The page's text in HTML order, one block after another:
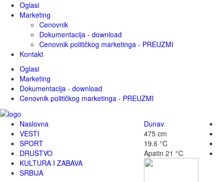
Oglasi
Marketing
Cenovnik
Dokumentacija - download
Cenovnik političkog marketinga - PREUZMI
Kontakt
Oglasi
Marketing
Dokumentacija - download
Cenovnik političkog marketinga - PREUZMI
Dunav
475 cm
19.6 °C
Apatin 21 °C
Naslovna
VESTI
SPORT
DRUŠTVO
KULTURA I ZABAVA
SRBIJA